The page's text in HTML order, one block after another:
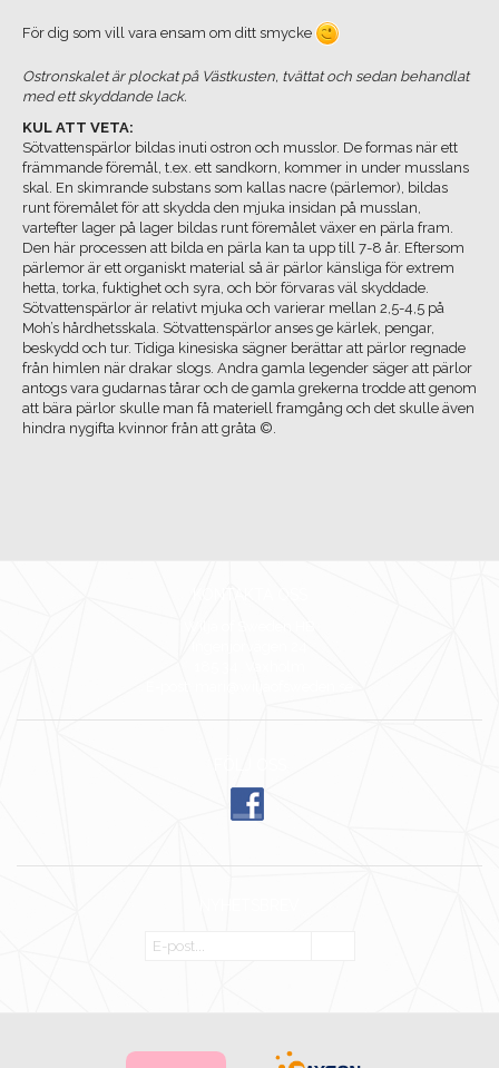
För dig som vill vara ensam om ditt smycke
Ostronskalet är plockat på Västkusten, tvättat och sedan behandlat
med ett skyddande lack.
KUL ATT VETA:
Sötvattenspärlor bildas inuti ostron och musslor. De formas när ett
främmande föremål, t.ex. ett sandkorn, kommer in under musslans
skal. En skimrande substans som kallas nacre (pärlemor), bildas
runt föremålet för att skydda den mjuka insidan på musslan,
vartefter lager på lager bildas runt föremålet växer en pärla fram.
Den här processen att bilda en pärla kan ta upp till 7-8 år. Eftersom
pärlemor är ett organiskt material så är pärlor känsliga för extrem
hetta, torka, fuktighet och syra, och bör förvaras väl skyddade.
Sötvattenspärlor är relativt mjuka och varierar mellan 2,5-4,5 på
Moh’s hårdhetsskala. Sötvattenspärlor anses ge kärlek, pengar,
beskydd och tur. Tidiga kinesiska sägner berättar att pärlor regnade
från himlen när drakar slogs. Andra gamla legender säger att pärlor
antogs vara gudarnas tårar och de gamla grekerna trodde att genom
att bära pärlor skulle man få materiell framgång och det skulle även
hindra nygifta kvinnor från att gråta ©.